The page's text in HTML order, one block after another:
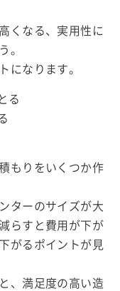
くなる、実用性に
。
になります。
る
もりをいくつか作
ターのサイズが大
らすと費用が下が
がるポイントが見
、満足度の高い造